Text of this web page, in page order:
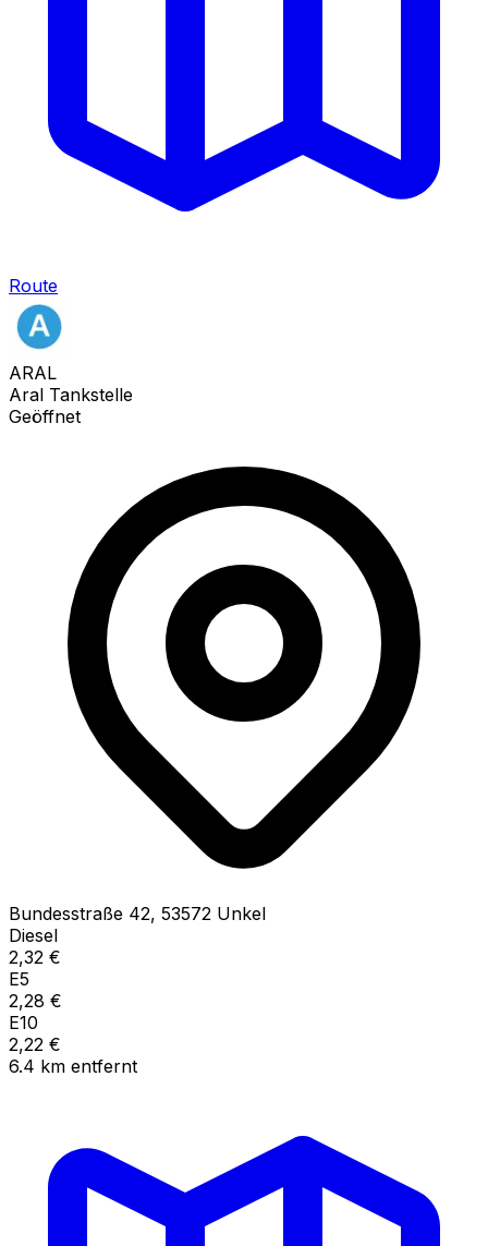
Route
ARAL
Aral Tankstelle
Geöffnet
Bundesstraße 42, 53572 Unkel
Diesel
2,32 €
E5
2,28 €
E10
2,22 €
6.4 km entfernt